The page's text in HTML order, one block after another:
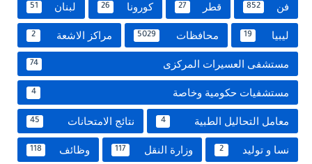
فن 852 قطر 27 كورونا 26 لبنان 51
ليبيا 19 محافظات 5029 مراكز الاشعة 2
مستشفى العسيرات المركزى 74
مستشفيات حكومية وخاصة 4
معامل التحاليل الطبية 4 نتائج الامتحانات 45
نسا و توليد 2 وزارة النقل 117 وظائف 118